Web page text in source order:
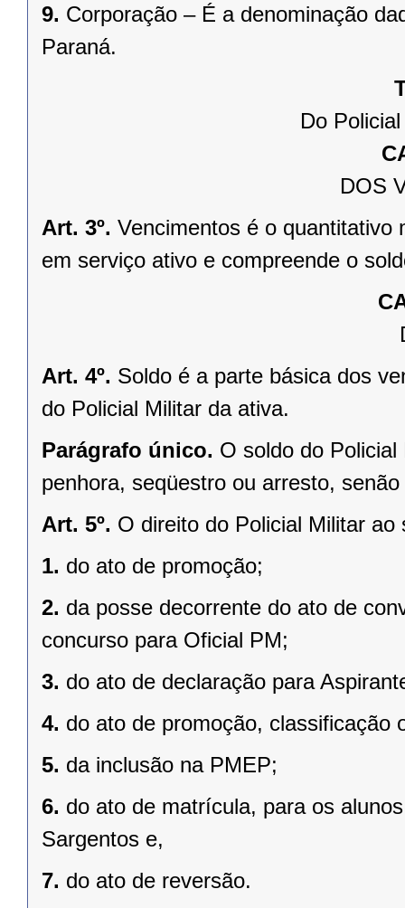
9. Corporação – É a denominação
Paraná.
Do
DOS
Art. 3º. Vencimentos é o quantitativo
em serviço ativo e compreende o
Art. 4º. Soldo é a parte básica dos
do Policial Militar da ativa.
Parágrafo único. O soldo do
penhora, seqüestro ou arresto,
Art. 5º. O direito do Policial Militar
1. do ato de promoção;
2. da posse decorrente do ato de
concurso para Oficial PM;
3. do ato de declaração para
4. do ato de promoção, classificação
5. da inclusão na PMEP;
6. do ato de matrícula, para os
Sargentos e,
7. do ato de reversão.